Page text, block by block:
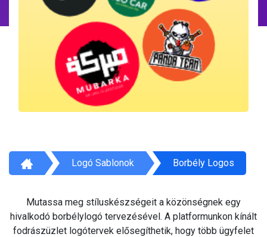
Logó Sablonok Borbély Logos
Mutassa meg stíluskészségeit a közönségnek egy
hivalkodó borbélylogó tervezésével. A platformunkon kínált
fodrászüzlet logótervek elősegíthetik, hogy több ügyfelet